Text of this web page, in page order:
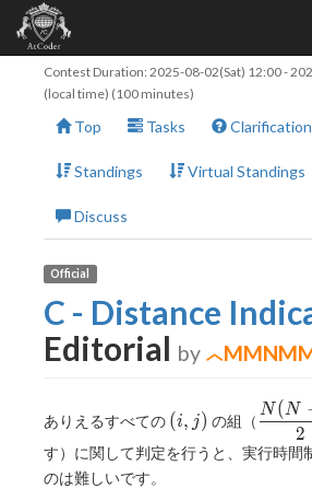
Contest Duration: 2025-08-02(Sat) 12:00-
(local time) (100 minutes)
Top Tasks
Standings Virtual Standings
Discuss
Official
C - Distance
Editorial by
ありえるすべての (i,j)
(i, j) の組（
2
N (N
す）に関して判定を行うと、実行時間
のは難しいです。